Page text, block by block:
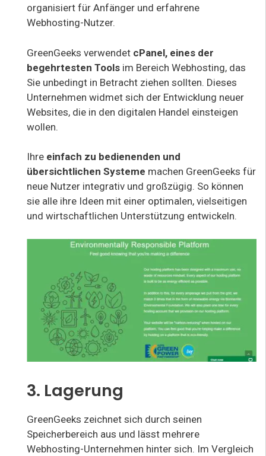
organisiert für Anfänger und erfahrene
Webhosting-Nutzer.
GreenGeeks verwendet cPanel, eines der
begehrtesten Tools im Bereich Webhosting, das
Sie unbedingt in Betracht ziehen sollten. Dieses
Unternehmen widmet sich der Entwicklung neuer
Websites, die in den digitalen Handel einsteigen
wollen.
Ihre einfach zu bedienenden und
übersichtlichen Systeme machen GreenGeeks für
neue Nutzer integrativ und großzügig. So können
sie alle ihre Ideen mit einer optimalen, vielseitigen
und wirtschaftlichen Unterstützung entwickeln.
3. Lagerung
GreenGeeks zeichnet sich durch seinen
Speicherbereich aus und lässt mehrere
Webhosting-Unternehmen hinter sich. Im Vergleich